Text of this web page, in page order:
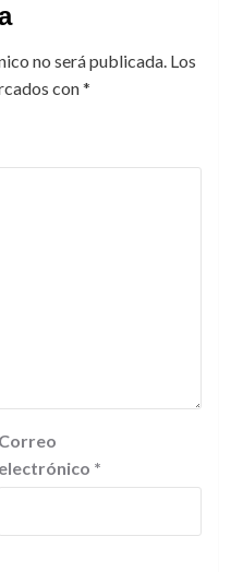
no será publicada. Los
con*
Correo
electrónico *